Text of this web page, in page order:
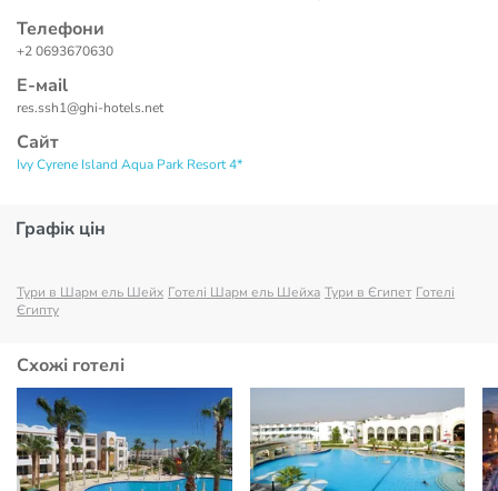
Телефони
+2 0693670630
Е-маil
res.ssh1@ghi-hotels.net
Сайт
Ivy Cyrene Island Aqua Park Resort 4*
Графік цін
Тури в Шарм ель Шейх Готелі Шарм ель Шейха Тури в Єгипет Готелі
Єгипту
Схожі готелі